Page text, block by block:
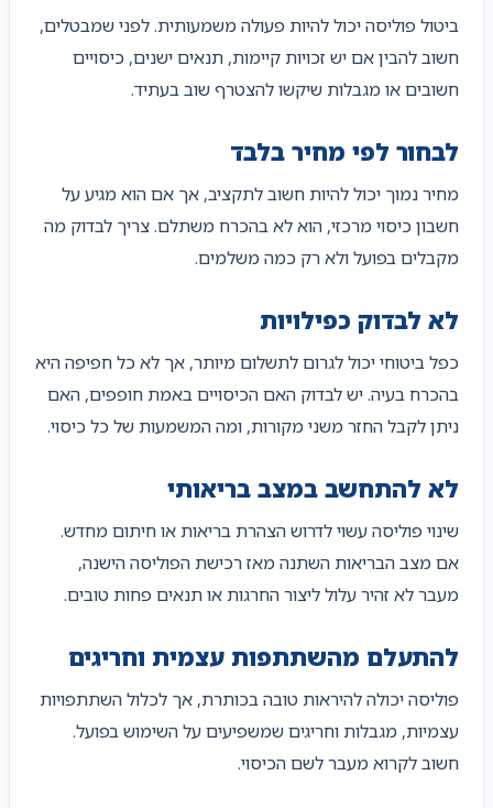
ביטול פוליסה יכול להיות פעולה משמעותית. לפני שמבטלים,
חשוב להבין אם יש זכויות קיימות, תנאים ישנים, כיסויים
חשובים או מגבלות שיקשו להצטרף שוב בעתיד.
לבחור לפי מחיר בלבד
מחיר נמוך יכול להיות חשוב לתקציב, אך אם הוא מגיע על
חשבון כיסוי מרכזי, הוא לא בהכרח משתלם. צריך לבדוק מה
מקבלים בפועל ולא רק כמה משלמים.
לא לבדוק כפילויות
כפל ביטוחי יכול לגרום לתשלום מיותר, אך לא כל חפיפה היא
בהכרח בעיה. יש לבדוק האם הכיסויים באמת חופפים, האם
ניתן לקבל החזר משני מקורות, ומה המשמעות של כל כיסוי.
לא להתחשב במצב בריאותי
שינוי פוליסה עשוי לדרוש הצהרת בריאות או חיתום מחדש.
אם מצב הבריאות השתנה מאז רכישת הפוליסה הישנה,
מעבר לא זהיר עלול ליצור החרגות או תנאים פחות טובים.
להתעלם מהשתתפות עצמית וחריגים
פוליסה יכולה להיראות טובה בכותרת, אך לכלול השתתפויות
עצמיות, מגבלות וחריגים שמשפיעים על השימוש בפועל.
חשוב לקרוא מעבר לשם הכיסוי.